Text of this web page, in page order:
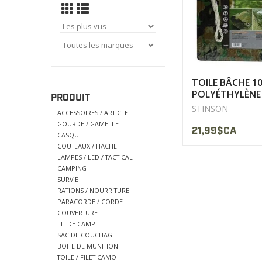
PRODUIT
ACCESSOIRES / ARTICLE
GOURDE / GAMELLE
CASQUE
COUTEAUX / HACHE
LAMPES / LED / TACTICAL
CAMPING
SURVIE
RATIONS / NOURRITURE
PARACORDE / CORDE
COUVERTURE
LIT DE CAMP
SAC DE COUCHAGE
BOITE DE MUNITION
TOILE / FILET CAMO
TOILE BÂCHE
POLYÉTHYLÈNE
CAMOUFLAGE
STINSON
21,99$CA